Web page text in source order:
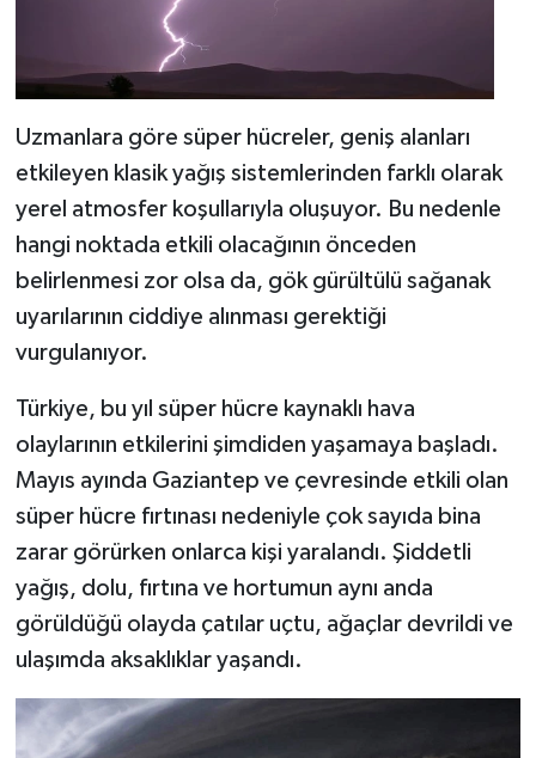
Uzmanlara göre süper hücreler, geniş alanları
etkileyen klasik yağış sistemlerinden farklı olarak
yerel atmosfer koşullarıyla oluşuyor. Bu nedenle
hangi noktada etkili olacağının önceden
belirlenmesi zor olsa da, gök gürültülü sağanak
uyarılarının ciddiye alınması gerektiği
vurgulanıyor.
Türkiye, bu yıl süper hücre kaynaklı hava
olaylarının etkilerini şimdiden yaşamaya başladı.
Mayıs ayında Gaziantep ve çevresinde etkili olan
süper hücre fırtınası nedeniyle çok sayıda bina
zarar görürken onlarca kişi yaralandı. Şiddetli
yağış, dolu, fırtına ve hortumun aynı anda
görüldüğü olayda çatılar uçtu, ağaçlar devrildi ve
ulaşımda aksaklıklar yaşandı.